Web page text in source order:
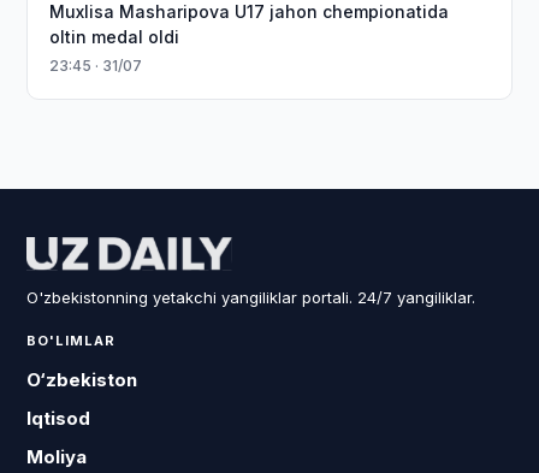
Muxlisa Masharipova U17 jahon chempionatida
oltin medal oldi
23:45 · 31/07
O'zbekistonning yetakchi yangiliklar portali. 24/7 yangiliklar.
BO'LIMLAR
O‘zbekiston
Iqtisod
Moliya